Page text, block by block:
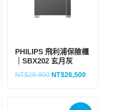
PHILIPS 飛利浦保險櫃
｜SBX202 玄月灰
NT$29,900 NT$26,500